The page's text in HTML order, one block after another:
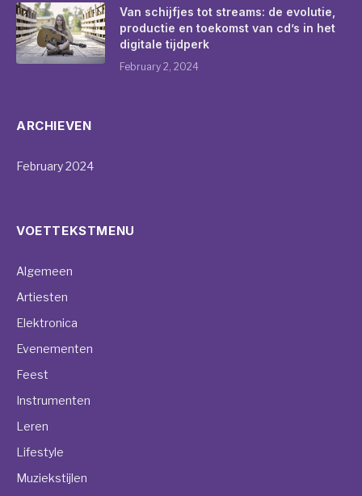
Van schijfjes tot streams: de evolutie,
productie en toekomst van cd’s in het
digitale tijdperk
February 2, 2024
ARCHIEVEN
February 2024
VOETTEKSTMENU
Algemeen
Artiesten
Elektronica
Evenementen
Feest
Instrumenten
Leren
Lifestyle
Muziekstijlen